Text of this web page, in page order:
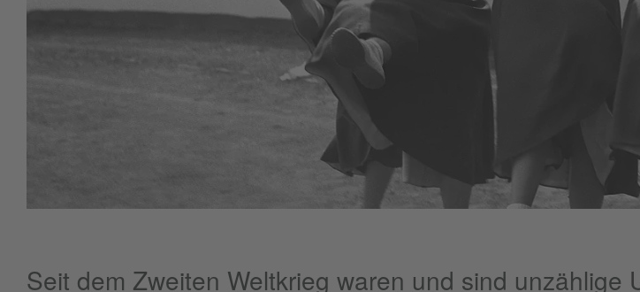
Seit dem Zweiten Weltkrieg waren und sind unzählige